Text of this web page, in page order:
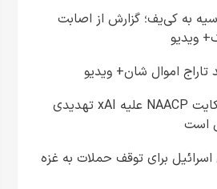
به کی‌یف؛ گزارش از اصابت
اموال شان+ ویدیو
وزارت دادگستری آمریکا: شکایت NAACP علیه xAI تهدیدی
است
برای توقف حملات به غزه